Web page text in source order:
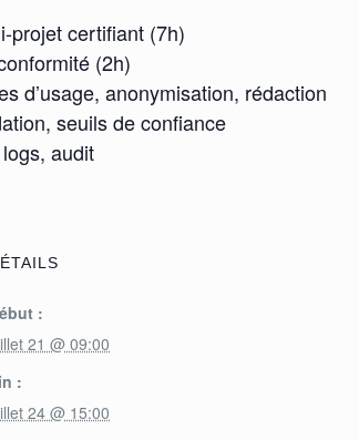
certifiant (7h)
(2h)
d’usage, anonymisation, rédaction
seuils de confiance
audit
:
21 @ 09:00
:
24 @ 15:00